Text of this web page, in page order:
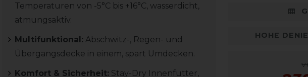
Temperaturen von -5°C bis +16°C, wasserdicht,
atmungsaktiv.
Multifunktional: Abschwitz-, Regen- und
Übergangsdecke in einem, spart Umdecken.
Komfort & Sicherheit: Stay-Dry Innenfutter,
HOHE